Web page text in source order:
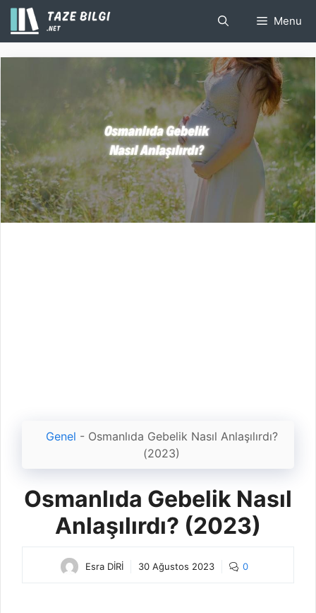
İçeriğe
atla
Menu
Genel - Osmanlıda Gebelik Nasıl Anlaşılırdı?
(2023)
Osmanlıda Gebelik Nasıl
Anlaşılırdı? (2023)
Esra DİRİ 30 Ağustos 2023 0